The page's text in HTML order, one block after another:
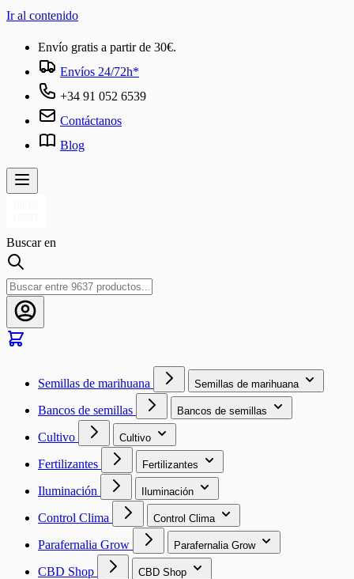
Ir al contenido
Envío gratis a partir de 30€.
Envíos 24/72h*
+34 91 052 6539
Contáctanos
Blog
Buscar en
Semillas de marihuana Semillas de marihuana
Bancos de semillas Bancos de semillas
Cultivo Cultivo
Fertilizantes Fertilizantes
Iluminación Iluminación
Control Clima Control Clima
Parafernalia Grow Parafernalia Grow
CBD Shop CBD Shop